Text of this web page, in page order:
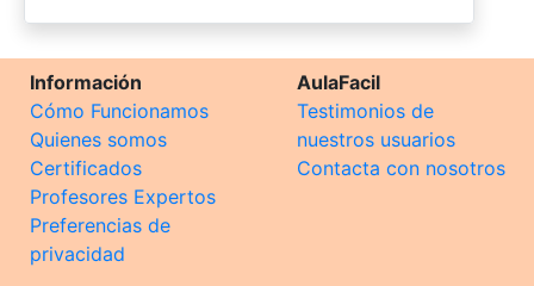
Información
Cómo Funcionamos
Quienes somos
Certificados
Profesores Expertos
Preferencias de
privacidad
AulaFacil
Testimonios de
nuestros usuarios
Contacta con nosotros